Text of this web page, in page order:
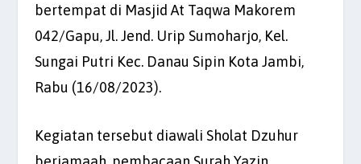
bertempat di Masjid At Taqwa Makorem
042/Gapu, Jl. Jend. Urip Sumoharjo, Kel.
Sungai Putri Kec. Danau Sipin Kota Jambi,
Rabu (16/08/2023).
Kegiatan tersebut diawali Sholat Dzuhur